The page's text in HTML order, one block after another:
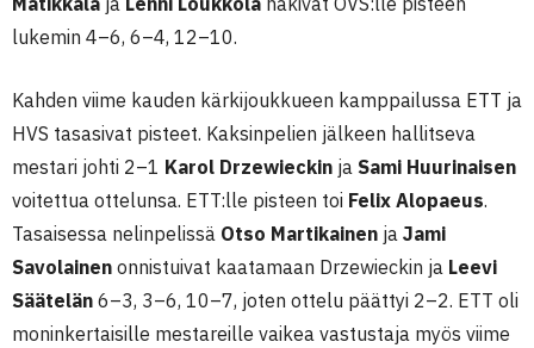
lukemin 4–6, 6–4, 12–10.
Kahden viime kauden kärkijoukkueen kamppailussa ETT ja
HVS tasasivat pisteet. Kaksinpelien jälkeen hallitseva
mestari johti 2–1 Karol Drzewieckin ja Sami Huurinaisen
voitettua ottelunsa. ETT:lle pisteen toi Felix Alopaeus.
Tasaisessa nelinpelissä Otso Martikainen ja Jami
Savolainen onnistuivat kaatamaan Drzewieckin ja Leevi
Säätelän 6–3, 3–6, 10–7, joten ottelu päättyi 2–2. ETT oli
moninkertaisille mestareille vaikea vastustaja myös viime